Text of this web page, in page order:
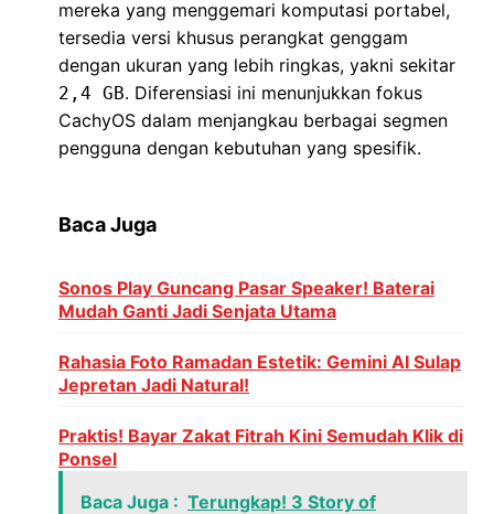
mereka yang menggemari komputasi portabel,
tersedia versi khusus perangkat genggam
dengan ukuran yang lebih ringkas, yakni sekitar
2,4 GB. Diferensiasi ini menunjukkan fokus
CachyOS dalam menjangkau berbagai segmen
pengguna dengan kebutuhan yang spesifik.
Baca Juga
Sonos Play Guncang Pasar Speaker! Baterai
Mudah Ganti Jadi Senjata Utama
Rahasia Foto Ramadan Estetik: Gemini AI Sulap
Jepretan Jadi Natural!
Praktis! Bayar Zakat Fitrah Kini Semudah Klik di
Ponsel
Baca Juga : Terungkap! 3 Story of